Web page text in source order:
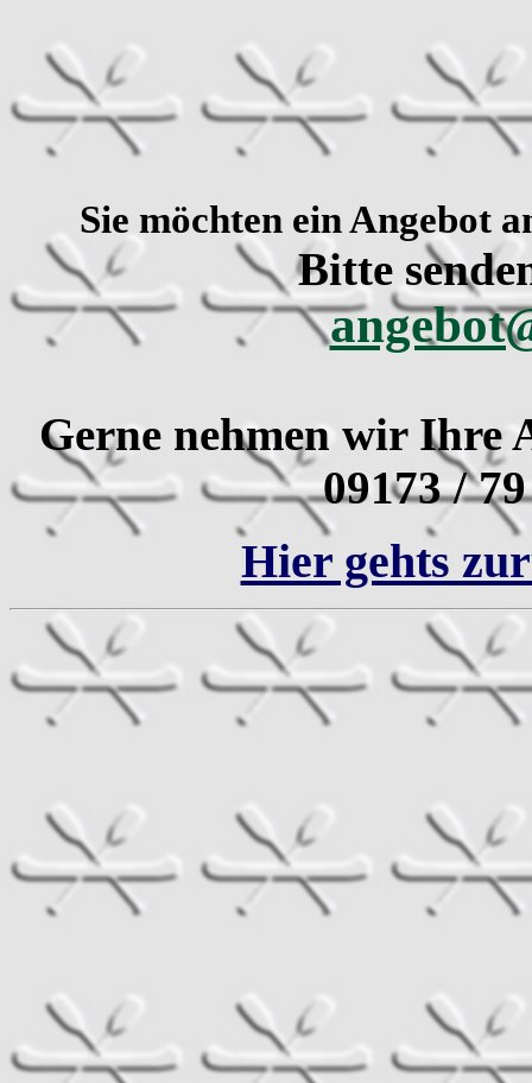
Sie möchten ein Angebot
Bitte
Gerne nehmen wir Ihre
09173 /
Hier gehts